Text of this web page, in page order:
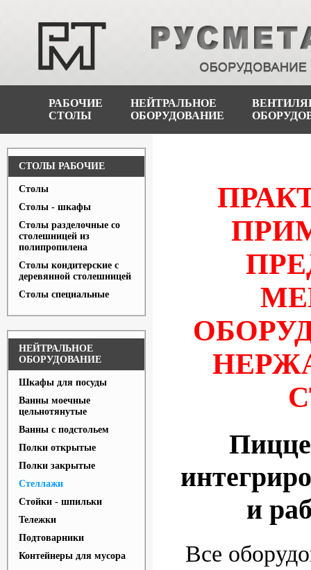
РАБОЧИЕ
СТОЛЫ
НЕЙТРАЛЬНОЕ
ОБОРУДОВАНИЕ
СТОЛЫ РАБОЧИЕ
Столы
Столы - шкафы
Столы разделочные со
столешницей из
полипропилена
Столы кондитерские с
деревянной столешницей
Столы специальные
НЕЙТРАЛЬНОЕ
ОБОРУДОВАНИЕ
Шкафы для посуды
Ванны моечные
цельнотянутые
Ванны с подстольем
Полки открытые
Полки закрытые
Стеллажи
Стойки - шпильки
Тележки
Подтоварники
Контейнеры для мусора
и
Все